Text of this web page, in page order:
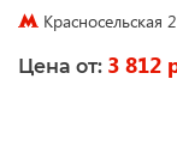
Красносельская
Цена от: 3 812